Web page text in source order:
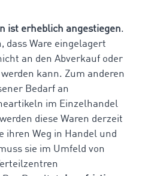
ist erheblich angestiegen.
dass Ware eingelagert
an den Abverkauf oder
kann. Zum anderen
Bedarf an
im Einzelhandel
diese Waren derzeit
ihren Weg in Handel und
sie im Umfeld von